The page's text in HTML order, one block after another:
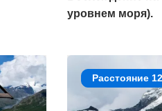
уровнем моря).
Расстояние